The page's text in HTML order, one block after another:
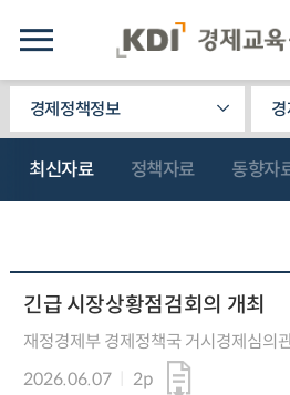
경제정책정보
최신자료 정책자료 동향자
긴급 시장상황점검회의 개최
재정경제부 경제정책국 거시경제심의
2026.06.07
2p